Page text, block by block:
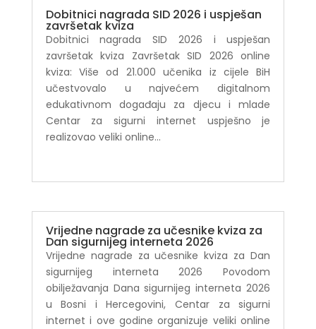
Dobitnici nagrada SID 2026 i uspješan
završetak kviza
Dobitnici nagrada SID 2026 i uspješan
završetak kviza Završetak SID 2026 online
kviza: Više od 21.000 učenika iz cijele BiH
učestvovalo u najvećem digitalnom
edukativnom događaju za djecu i mlade
Centar za sigurni internet uspješno je
realizovao veliki online...
Vrijedne nagrade za učesnike kviza za
Dan sigurnijeg interneta 2026
Vrijedne nagrade za učesnike kviza za Dan
sigurnijeg interneta 2026 Povodom
obilježavanja Dana sigurnijeg interneta 2026
u Bosni i Hercegovini, Centar za sigurni
internet i ove godine organizuje veliki online